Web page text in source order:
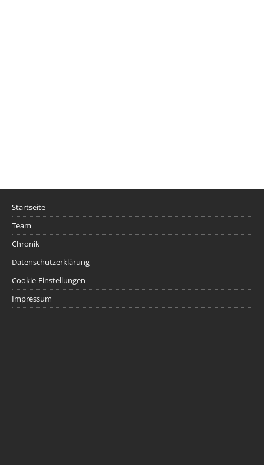
Startseite
Team
Chronik
Datenschutzerklärung
Cookie-Einstellungen
Impressum